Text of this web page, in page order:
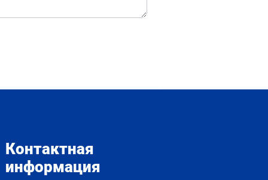
Контактная
информация